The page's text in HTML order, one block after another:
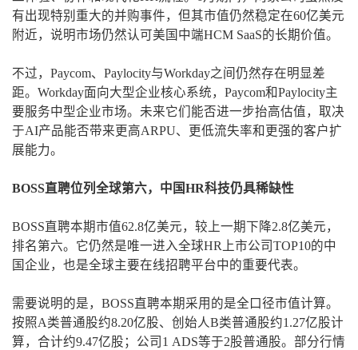
有出现特别重大的并购事件，但其市值仍然稳定在60亿美元
附近，说明市场仍然认可美国中端HCM SaaS的长期价值。
不过，Paycom、Paylocity与Workday之间仍然存在明显差
距。Workday面向大型企业核心系统，Paycom和Paylocity主
要服务中型企业市场。未来它们能否进一步抬高估值，取决
于AI产品能否带来更高ARPU、更低流失率和更强的客户扩
展能力。
BOSS直聘位列全球第六，中国HR科技仍具稀缺性
BOSS直聘本期市值62.8亿美元，较上一期下降2.8亿美元，
排名第六。它仍然是唯一进入全球HR上市公司TOP10的中
国企业，也是全球主要在线招聘平台中的重要代表。
需要说明的是，BOSS直聘本期采用的是全口径市值计算。
按照A类普通股约8.20亿股、创始人B类普通股约1.27亿股计
算，合计约9.47亿股；公司1 ADS等于2股普通股。部分行情